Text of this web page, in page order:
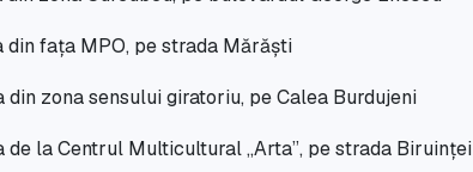
din fața MPO, pe strada Mărăști
zona sensului giratoriu, pe Calea Burdujeni
de la Centrul Multicultural „Arta”, pe strada Biruinței